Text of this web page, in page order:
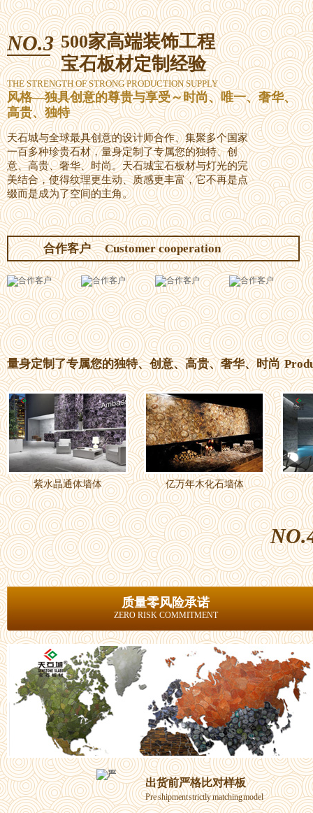
NO.3 500家高端装饰工程
宝石板材定制经验
THE STRENGTH OF STRONG PRODUCTION SUPPLY
风格—独具创意的尊贵与享受～时尚、唯一、奢华、
高贵、独特
天石城与全球最具创意的设计师合作、集聚多个国家
一百多种珍贵石材，量身定制了专属您的独特、创
意、高贵、奢华、时尚。天石城宝石板材与灯光的完
美结合，使得纹理更生动、质感更丰富，它不再是点
缀而是成为了空间的主角。
合作客户 Customer cooperation
量身定制了专属您的独特、创意、高贵、奢华、时尚
紫水晶通体墙体 亿万年木化石墙体
质量零风险承诺
ZERO RISK COMMITMENT
出货前严格比对样板
Pre shipment strictly matching model